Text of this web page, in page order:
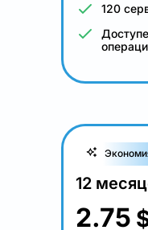
120
12
2.75